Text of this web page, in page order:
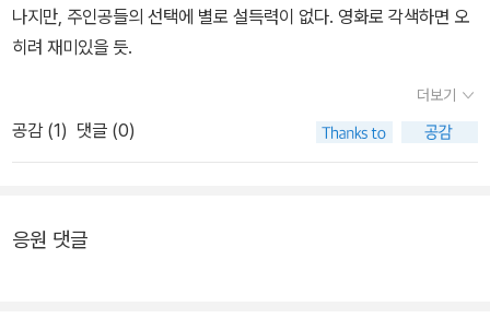
도 닥치고 구매!까지는 하지 않을 것 같다.
나지만, 주인공들의 선택에 별로 설득력이 없다. 영화로 각색하면 오
히려 재미있을 듯.
더보기
공감 (1) 댓글 (0)
응원 댓글